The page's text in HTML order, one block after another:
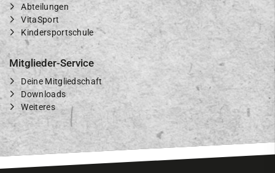
Abteilungen
VitaSport
Kindersportschule
Mitglieder-Service
Deine Mitgliedschaft
Downloads
Weiteres